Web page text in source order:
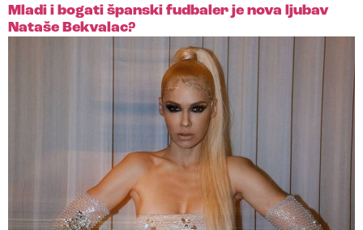
Mladi i bogati španski fudbaler je nova ljubav
Nataše Bekvalac?